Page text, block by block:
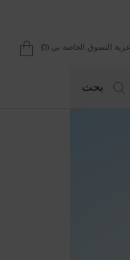
عربة التسوق الخاصة بي 0
0 product in cart
بحث